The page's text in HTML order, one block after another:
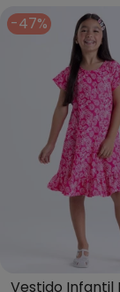
-47%
Vestido Infantil